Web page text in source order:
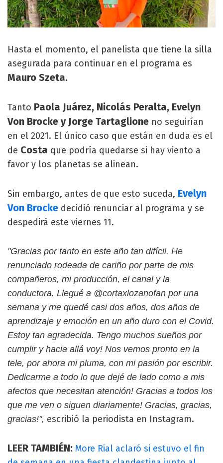
Hasta el momento, el panelista que tiene la silla
asegurada para continuar en el programa es
Mauro Szeta.
Tanto Paola Juárez, Nicolás Peralta, Evelyn
Von Brocke y Jorge Tartaglione no seguirían
en el 2021. El único caso que están en duda es el
de Costa que podría quedarse si hay viento a
favor y los planetas se alinean.
Sin embargo, antes de que esto suceda, Evelyn
Von Brocke decidió renunciar al programa y se
despedirá este viernes 11.
"Gracias por tanto en este año tan difícil. He
renunciado rodeada de cariño por parte de mis
compañeros, mi producción, el canal y la
conductora. Llegué a @cortaxlozanofan por una
semana y me quedé casi dos años, dos años de
aprendizaje y emoción en un año duro con el Covid.
Estoy tan agradecida. Tengo muchos sueños por
cumplir y hacia allá voy! Nos vemos pronto en la
tele, por ahora mi pluma, con mi pasión por escribir.
Dedicarme a todo lo que dejé de lado como a mis
afectos que necesitan atención! Gracias a todos los
que me ven o siguen diariamente! Gracias, gracias,
gracias!", escribió la periodista en Instagram.
LEER TAMBIÉN: More Rial aclaró si estuvo el fin